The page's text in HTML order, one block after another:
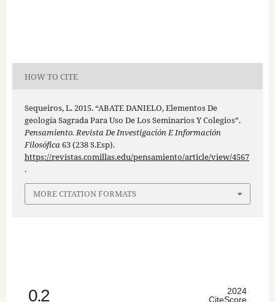
HOW TO CITE
Sequeiros, L. 2015. “ABATE DANIELO, Elementos De
geología Sagrada Para Uso De Los Seminarios Y Colegios”.
Pensamiento. Revista De Investigación E Información
Filosófica63 (238 S.Esp).
https://revistas.comillas.edu/pensamiento/article/view/4567
.
MORE CITATION FORMATS
0.2
2024
CiteScore